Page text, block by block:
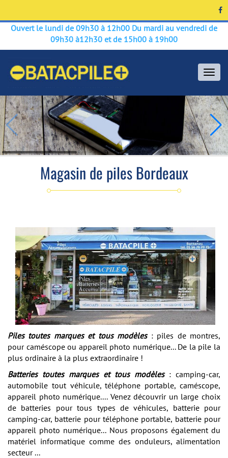
Ouvert le lundi de 09h30 à 12h00 Du mardi au vendredi de
09h30 à12h30 et de 15h00 à 19h00
Menu
Magasin de piles Bordeaux
Piles toutes marques et tous modèles: piles de montres,
pour caméscope ou appareil photo numérique... De la pile la
plus ordinaire à la plus extraordinaire !
Batteries toutes marques et tous modèles: camping-car,
automobile tout véhicule, téléphone portable, caméscope,
appareil photo numérique.... Venez découvrir un large choix
de batteries pour tous types de véhicules, batterie pour
camping-car, batterie pour téléphone portable, batterie pour
appareil photo numérique... Nous proposons également du
matériel informatique comme des onduleurs, alimentation
secteur ...